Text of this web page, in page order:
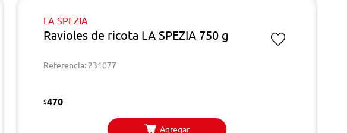
LA SPEZIA
Ravioles de ricota LA SPEZIA 750 g
Referencia: 231077
$470
Agregar